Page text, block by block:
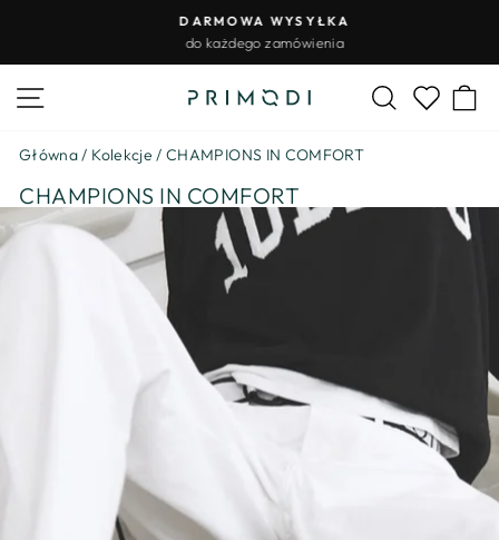
treści
Wstrzymywanie
slajdów
DARMOWA WYSYŁKA
do każdego zamówienia
Nawigacja na stronie
Szukaj
Lista
Główna/ Kolekcje / CHAMPIONS IN COMFORT
CHAMPIONS IN COMFORT